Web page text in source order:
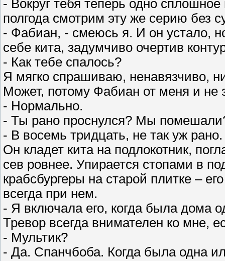
- Вокруг тебя теперь одно
полгода смотрим эту же серию без
- Фабиан, - смеюсь я. И он устало,
себе кита, задумчиво очертив
- Как тебе спалось?
Я мягко спрашиваю, ненавязчиво,
Может, потому Фабиан от меня и не
- Нормально.
- Ты рано проснулся? Мы
- В восемь тридцать, не так уж
Он кладет кита на подлокотник,
сев ровнее. Упирается стопами в
крабсбургеры на старой плитке –
всегда при нем.
- Я включала его, когда была дома
Тревор всегда внимателен ко мне,
- Мультик?
- Да. Спанчбоба. Когда была одна